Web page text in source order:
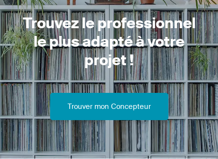
Trouvez le professionnel
le plus adapté à votre
projet !
Trouver mon Concepteur